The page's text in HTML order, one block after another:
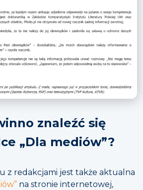
znaleźć się
„Dla mediów”?
z redakcjami jest także aktualna
na stronie internetowej,